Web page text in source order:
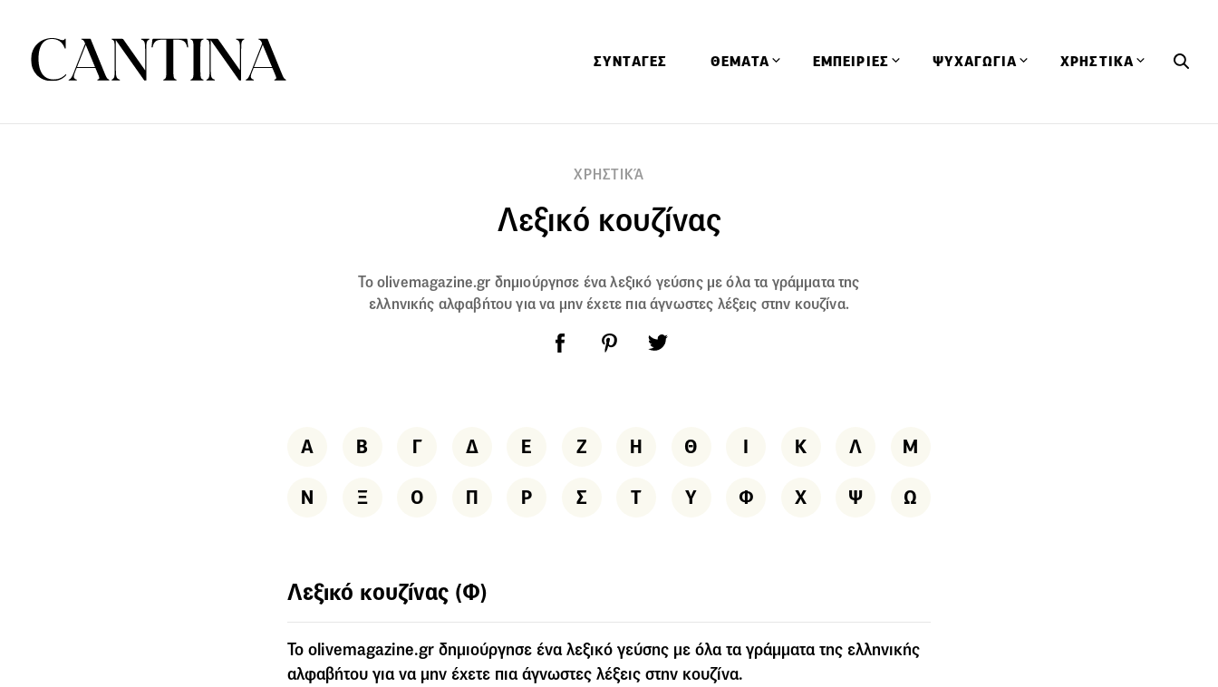
ΣΥΝΤΑΓΕΣ ΘΕΜΑΤΑ
Ειδήσεις
Έρευνες
Οινοπνευματώδη
Παιδί
ΕΜΠΕΙΡΙΕΣ
Ταξίδια
ΨΥΧΑΓΩΓΙΑ ΧΡΗΣΤΙΚΑ
ΧΡΗΣΤΙΚΆ
Λεξικό κουζίνας
To olivemagazine.gr δημιούργησε ένα λεξικό γεύσης με όλα τα γράμματα της
ελληνικής αλφαβήτου για να μην έχετε πια άγνωστες λέξεις στην κουζίνα.
Α Β Γ Δ Ε Ζ Η Θ Ι Κ Λ Μ
Ν Ξ Ο Π Ρ Σ Τ Υ Φ Χ Ψ Ω
Λεξικό κουζίνας (Φ)
To olivemagazine.gr δημιούργησε ένα λεξικό γεύσης με όλα τα γράμματα της ελληνικής
αλφαβήτου για να μην έχετε πια άγνωστες λέξεις στην κουζίνα.